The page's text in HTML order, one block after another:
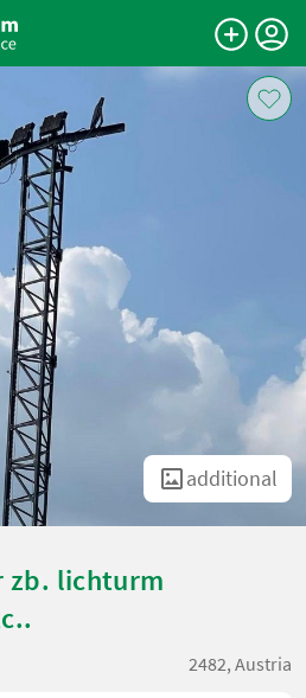
additional
zb. lichturm
2482, Austria